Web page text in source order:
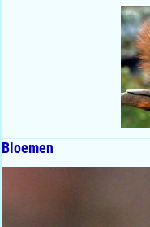
Bloemen